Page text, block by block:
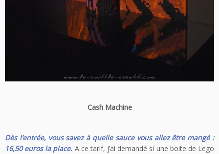
Cash Machine
Dès l’entrée, vous savez à quelle sauce vous allez être mangé :
16,50 euros la place. A ce tarif, j’ai demandé si une boite de Lego